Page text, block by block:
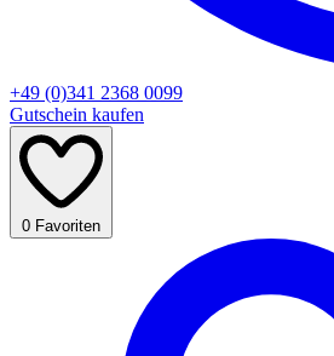
+49 (0)341 2368 0099
Gutschein kaufen
0 Favoriten